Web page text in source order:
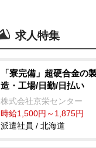
求人特集
「寮完備」超硬合金の
造・工場/日勤/日払い
株式会社京栄センター
時給1,500円～1,875円
派遣社員 / 北海道